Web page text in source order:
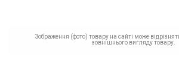
Зображення (фото) товару на сайті може
зовнішнього вигляду товару.